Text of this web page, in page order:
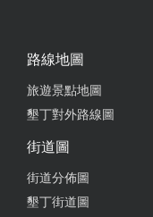
路線地圖
旅遊景點地圖
墾丁對外路線圖
街道圖
街道分佈圖
墾丁街道圖